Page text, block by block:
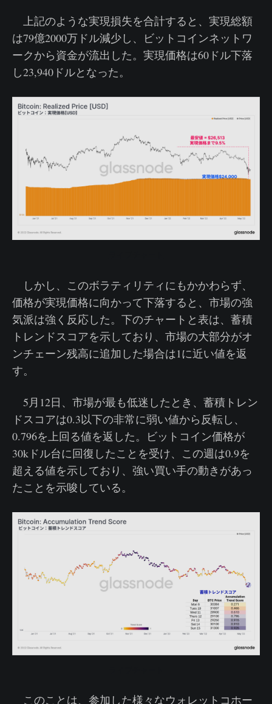
上記のような実現損失を合計すると、実現総額
は79億2000万ドル減少し、ビットコインネットワ
ークから資金が流出した。実現価格は60ドル下落
し23,940ドルとなった。
しかし、このボラティリティにもかかわらず、
価格が実現価格に向かって下落すると、市場の強
気派は強く反応した。下のチャートと表は、蓄積
トレンドスコアを示しており、市場の大部分がオ
ンチェーン残高に追加した場合は1に近い値を返
す。
5月12日、市場が最も低迷したとき、蓄積トレン
ドスコアは0.3以下の非常に弱い値から反転し、
0.796を上回る値を返した。ビットコイン価格が
30kドル台に回復したことを受け、この週は0.9を
超える値を示しており、強い買い手の動きがあっ
たことを示唆している。
このことは、参加した様々なウォレットコホー